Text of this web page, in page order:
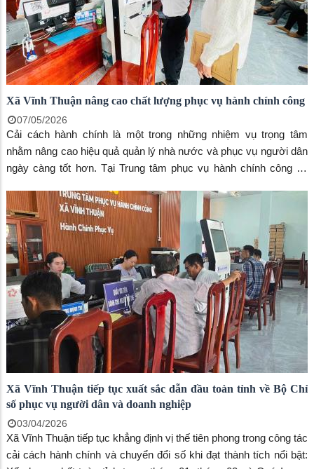
Xã Vĩnh Thuận nâng cao chất lượng phục vụ hành chính công
07/05/2026
Cải cách hành chính là một trong những nhiệm vụ trọng tâm
nhằm nâng cao hiệu quả quản lý nhà nước và phục vụ người dân
ngày càng tốt hơn. Tại Trung tâm phục vụ hành chính công xã
Xã Vĩnh Thuận tiếp tục xuất sắc dẫn đầu toàn tỉnh về Bộ Chỉ
số phục vụ người dân và doanh nghiệp
03/04/2026
Xã Vĩnh Thuận tiếp tục khẳng định vị thế tiên phong trong công tác
cải cách hành chính và chuyển đổi số khi đạt thành tích nổi bật: